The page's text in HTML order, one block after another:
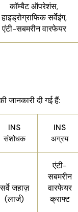
कॉम्बैट ऑपरेशंस,
हाइड्रोग्राफिक सर्वेइंग,
एंटी-सबमरीन वारफेयर
जानकारी दी गई हैं:
INS
संशोधक
INS
अग्रय
सर्वे जहाज़
(लार्ज)
एंटी-
सबमरीन
वारफेयर
क्राफ्ट